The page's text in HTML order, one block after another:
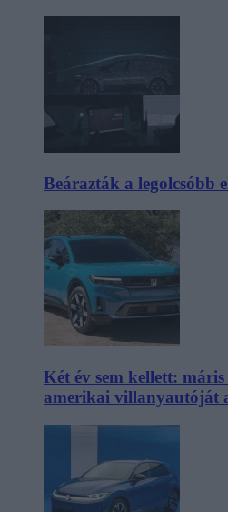
Beárazták a legolcsóbb
Két év sem kellett:
amerikai villanyautóját